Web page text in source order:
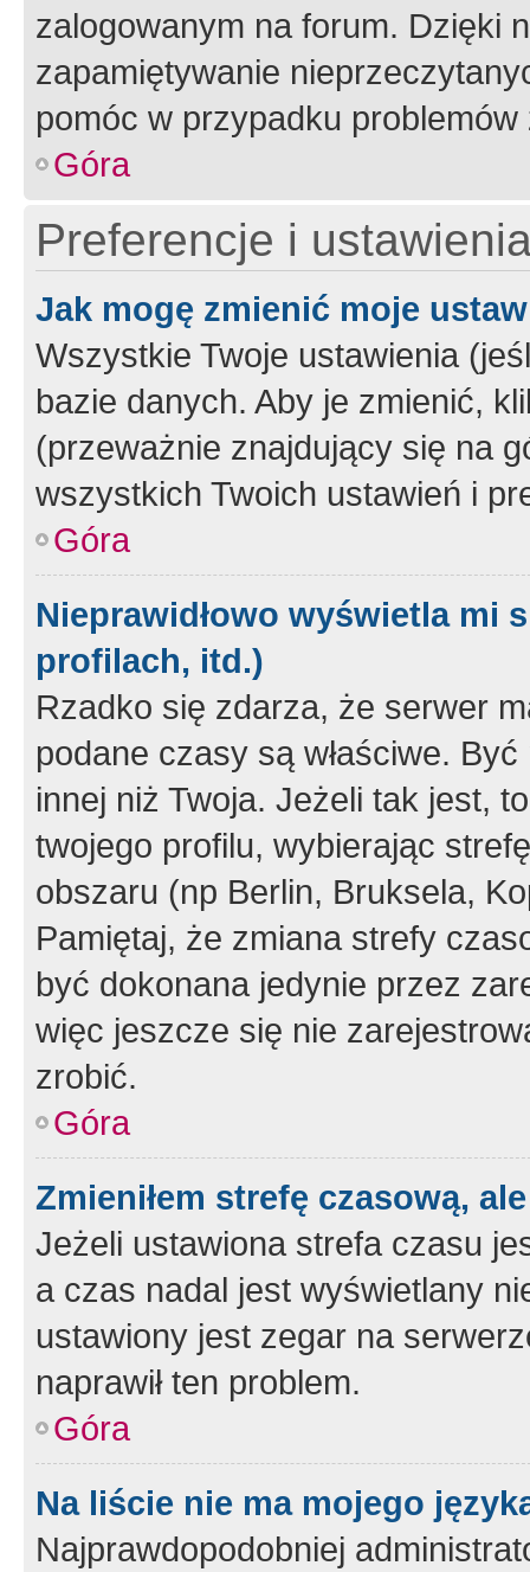
zalogowanym na forum. Dzięki
zapamiętywanie
pomóc w przypadku
Góra
Preferencje i
Jak mogę zmienić moje
Wszystkie Twoje ustawienia
bazie danych. Aby je zmienić,
(przeważnie znajdujący się na
wszystkich Twoich ustawień i
Góra
Nieprawidłowo wyświetla mi
profilach, itd.)
Rzadko się zdarza, że serwer
podane czasy są właściwe.
innej niż Twoja. Jeżeli tak jest,
twojego profilu, wybierając
obszaru (np Berlin, Bruksela,
Pamiętaj, że zmiana strefy
być dokonana jedynie przez
więc jeszcze się nie
zrobić.
Góra
Zmieniłem strefę czasową,
Jeżeli ustawiona strefa czasu
a czas nadal jest wyświetlany
ustawiony jest zegar na
naprawił ten problem.
Góra
Na liście nie ma mojego
Najprawdopodobniej